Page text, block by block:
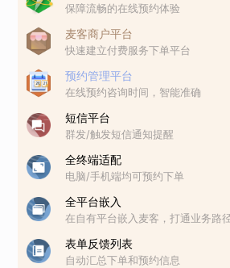
保障流畅的在线预约体验
麦客商户平台
快速建立付费服务下单平台
预约管理平台
在线预约咨询时间，智能准确
短信平台
群发/触发短信通知提醒
全终端适配
电脑/手机端均可预约下单
全平台嵌入
在自有平台嵌入麦客，打通业务路
表单反馈列表
自动汇总下单和预约信息